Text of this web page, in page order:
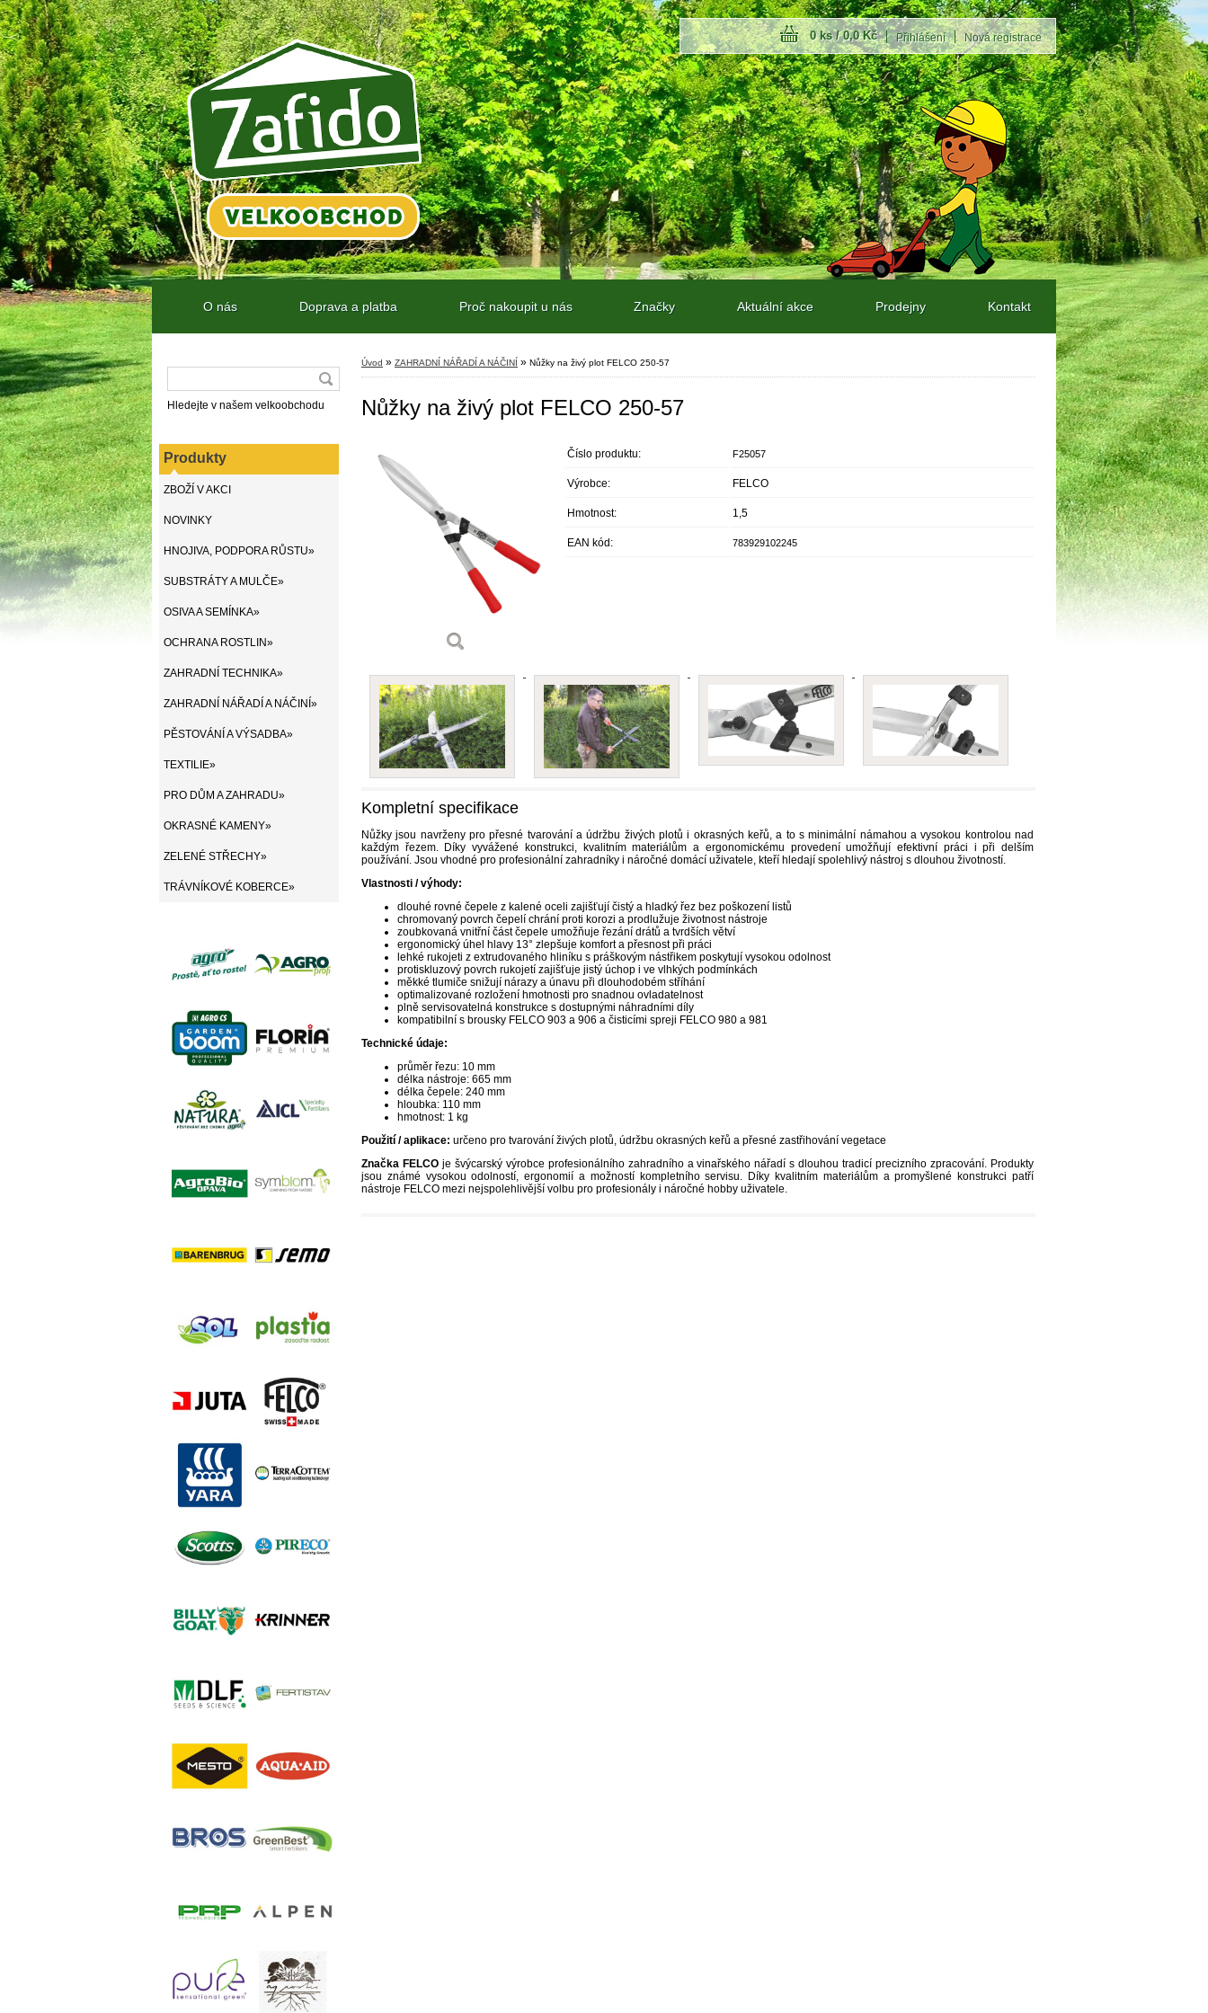
Přihlášení Nová registrace
0 ks / 0,0 Kč
O nás Doprava a platba Proč nakoupit u nás Značky Aktuální akce Prodejny Kontakt
Hledejte v našem velkoobchodu
Produkty
ZBOŽÍ V AKCI
NOVINKY
HNOJIVA, PODPORA RŮSTU»
SUBSTRÁTY A MULČE»
OSIVA A SEMÍNKA»
OCHRANA ROSTLIN»
ZAHRADNÍ TECHNIKA»
ZAHRADNÍ NÁŘADÍ A NÁČINÍ»
PĚSTOVÁNÍ A VÝSADBA»
TEXTILIE»
PRO DŮM A ZAHRADU»
OKRASNÉ KAMENY»
ZELENÉ STŘECHY»
TRÁVNÍKOVÉ KOBERCE»
Úvod » ZAHRADNÍ NÁŘADÍ A NÁČINÍ » Nůžky na živý plot FELCO 250-57
Nůžky na živý plot FELCO 250-57
Číslo produktu: F25057
Výrobce: FELCO
Hmotnost: 1,5
EAN kód: 783929102245
Kompletní specifikace
Nůžky jsou navrženy pro přesné tvarování a údržbu živých plotů i okrasných keřů, a to s minimální námahou a vysokou kontrolou nad
každým řezem. Díky vyvážené konstrukci, kvalitním materiálům a ergonomickému provedení umožňují efektivní práci i při delším
používání. Jsou vhodné pro profesionální zahradníky i náročné domácí uživatele, kteří hledají spolehlivý nástroj s dlouhou životností.
Vlastnosti / výhody:
dlouhé rovné čepele z kalené oceli zajišťují čistý a hladký řez bez poškození listů
chromovaný povrch čepelí chrání proti korozi a prodlužuje životnost nástroje
zoubkovaná vnitřní část čepele umožňuje řezání drátů a tvrdších větví
ergonomický úhel hlavy 13° zlepšuje komfort a přesnost při práci
lehké rukojeti z extrudovaného hliníku s práškovým nástřikem poskytují vysokou odolnost
protiskluzový povrch rukojetí zajišťuje jistý úchop i ve vlhkých podmínkách
měkké tlumiče snižují nárazy a únavu při dlouhodobém stříhání
optimalizované rozložení hmotnosti pro snadnou ovladatelnost
plně servisovatelná konstrukce s dostupnými náhradními díly
kompatibilní s brousky FELCO 903 a 906 a čisticími spreji FELCO 980 a 981
Technické údaje:
průměr řezu: 10 mm
délka nástroje: 665 mm
délka čepele: 240 mm
hloubka: 110 mm
hmotnost: 1 kg
Použití / aplikace: určeno pro tvarování živých plotů, údržbu okrasných keřů a přesné zastřihování vegetace
Značka FELCOje švýcarský výrobce profesionálního zahradního a vinařského nářadí s dlouhou tradicí precizního zpracování. Produkty
jsou známé vysokou odolností, ergonomií a možností kompletního servisu. Díky kvalitním materiálům a promyšlené konstrukci patří
nástroje FELCO mezi nejspolehlivější volbu pro profesionály i náročné hobby uživatele.